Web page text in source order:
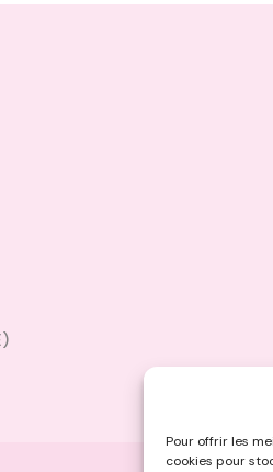
Pour offrir les
cookies pour